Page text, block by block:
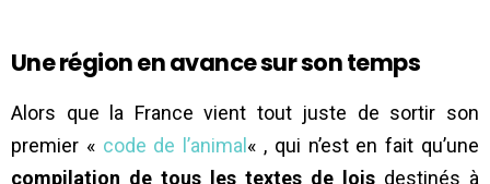
Une région en avance sur son temps
Alors que la France vient tout juste de sortir son
premier « code de l’animal« , qui n’est en fait qu’une
compilation de tous les textes de lois destinés à